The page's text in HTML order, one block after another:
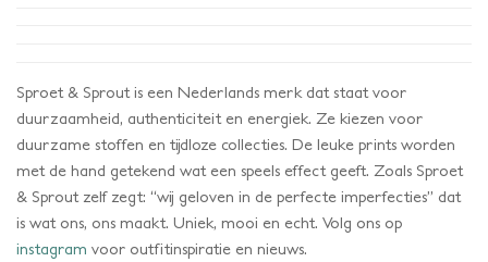
Sproet & Sprout is een Nederlands merk dat staat voor
duurzaamheid, authenticiteit en energiek. Ze kiezen voor
duurzame stoffen en tijdloze collecties. De leuke prints worden
met de hand getekend wat een speels effect geeft. Zoals Sproet
& Sprout zelf zegt: “wij geloven in de perfecte imperfecties” dat
is wat ons, ons maakt. Uniek, mooi en echt. Volg ons op
instagram voor outfitinspiratie en nieuws.